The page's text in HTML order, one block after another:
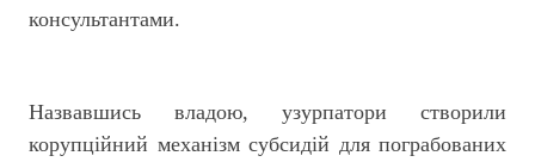
консультантами.
Назвавшись владою, узурпатори створили
корупційний механізм субсидій для пограбованих